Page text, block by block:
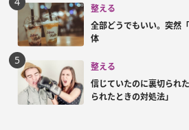
整える
全部どうでもいい。突然
体
整える
信じていたのに裏切られ
られたときの対処法」